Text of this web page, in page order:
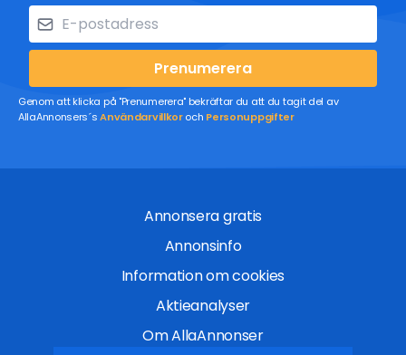
Prenumerera
Genom att klicka på "Prenumerera" bekräftar du att du tagit del av
AllaAnnonsers´sAnvändarvillkoroch Personuppgifter
Annonsera gratis
Annonsinfo
Information om cookies
Aktieanalyser
Om AllaAnnonser